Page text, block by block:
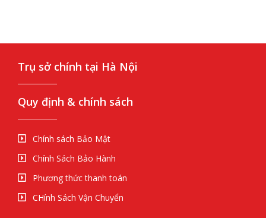
Trụ sở chính tại Hà Nội
Quy định & chính sách
Chính sách Bảo Mật
Chính Sách Bảo Hành
Phương thức thanh toán
CHính Sách Vận Chuyển